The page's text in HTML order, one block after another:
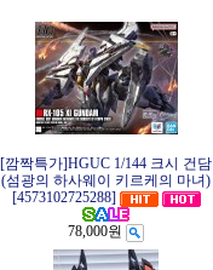
[깜짝특가]HGUC 1/144 크시 건담
(섬광의 하사웨이 키르케의 마녀)
[4573102725288]
78,000원